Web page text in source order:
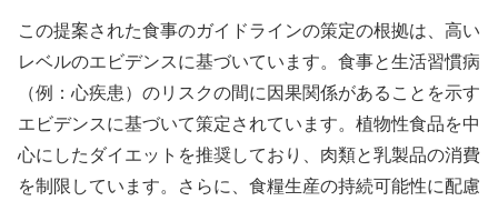
この提案された食事のガイドラインの策定の根拠は、高い
レベルのエビデンスに基づいています。食事と生活習慣病
（例：心疾患）のリスクの間に因果関係があることを示す
エビデンスに基づいて策定されています。植物性食品を中
心にしたダイエットを推奨しており、肉類と乳製品の消費
を制限しています。さらに、食糧生産の持続可能性に配慮